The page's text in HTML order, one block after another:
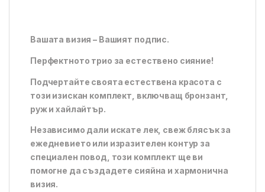
Вашата визия – Вашият подпис.
Перфектното трио за естествено сияние!
Подчертайте своята естествена красота с
този изискан комплект, включващ бронзант,
руж и хайлайтър.
Независимо дали искате лек, свеж блясък за
ежедневието или изразителен контур за
специален повод, този комплект ще ви
помогне да създадете сияйна и хармонична
визия.